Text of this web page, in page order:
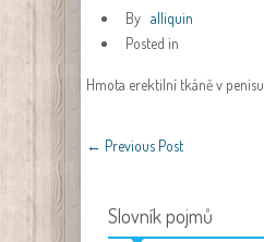
By alliquin
Posted in
Hmota erektilní tkáně v penisu.
← Previous Post
Slovník pojmů